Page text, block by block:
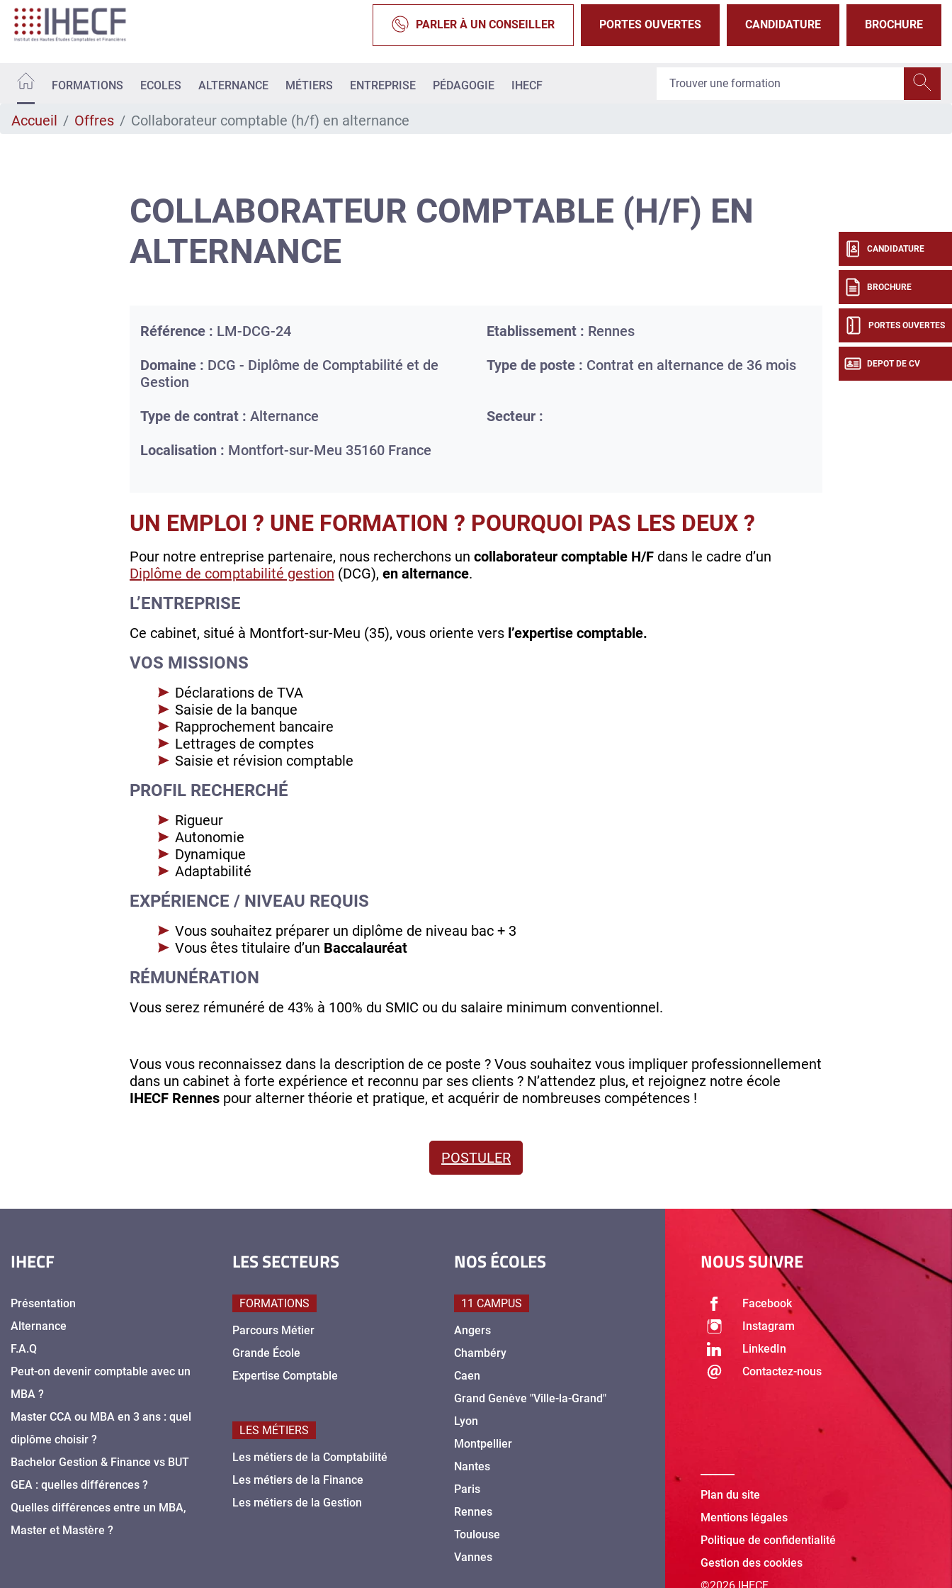
Aller
contenu
PARLER À UN CONSEILLER PORTES OUVERTES CANDIDATURE BROCHURE
FORMATIONS ECOLES ALTERNANCE MÉTIERS ENTREPRISE PÉDAGOGIE IHECF
CANDIDATURE
BROCHURE
PORTES OUVERTES
DEPOT DE CV
Accueil Offres Collaborateur comptable (h/f) en alternance
COLLABORATEUR COMPTABLE (H/F) EN
ALTERNANCE
Référence : LM-DCG-24 Etablissement : Rennes
Domaine : DCG - Diplôme de Comptabilité et de
Gestion
Type de poste : Contrat en alternance de 36 mois
Type de contrat : Alternance
Secteur :
Localisation : Montfort-sur-Meu 35160 France
UN EMPLOI ? UNE FORMATION ? POURQUOI PAS LES DEUX ?
Pour notre entreprise partenaire, nous recherchons un collaborateur comptable H/F dans le cadre d’un
Diplôme de comptabilité gestion (DCG), en alternance.
L’ENTREPRISE
Ce cabinet, situé à Montfort-sur-Meu (35), vous oriente vers l’expertise comptable.
VOS MISSIONS
Déclarations de TVA
Saisie de la banque
Rapprochement bancaire
Lettrages de comptes
Saisie et révision comptable
PROFIL RECHERCHÉ
Rigueur
Autonomie
Dynamique
Adaptabilité
EXPÉRIENCE / NIVEAU REQUIS
Vous souhaitez préparer un diplôme de niveau bac + 3
Vous êtes titulaire d’un Baccalauréat
RÉMUNÉRATION
Vous serez rémunéré de 43% à 100% du SMIC ou du salaire minimum conventionnel.
Vous vous reconnaissez dans la description de ce poste ? Vous souhaitez vous impliquer professionnellement
dans un cabinet à forte expérience et reconnu par ses clients ? N’attendez plus, et rejoignez notre école
IHECF Rennes pour alterner théorie et pratique, et acquérir de nombreuses compétences !
POSTULER
IHECF
Présentation
Alternance
F.A.Q
Peut-on devenir comptable avec un
MBA ?
Master CCA ou MBA en 3 ans : quel
diplôme choisir ?
Bachelor Gestion & Finance vs BUT
GEA : quelles différences ?
Quelles différences entre un MBA,
Master et Mastère ?
LES SECTEURS
FORMATIONS
Parcours Métier
Grande École
Expertise Comptable
LES MÉTIERS
Les métiers de la Comptabilité
Les métiers de la Finance
Les métiers de la Gestion
NOS ÉCOLES
11 CAMPUS
Angers
Chambéry
Caen
Grand Genève "Ville-la-Grand"
Lyon
Montpellier
Nantes
Paris
Rennes
Toulouse
Vannes
NOUS SUIVRE
Facebook
Instagram
LinkedIn
Contactez-nous
Plan du site
Mentions légales
Politique de confidentialité
Gestion des cookies